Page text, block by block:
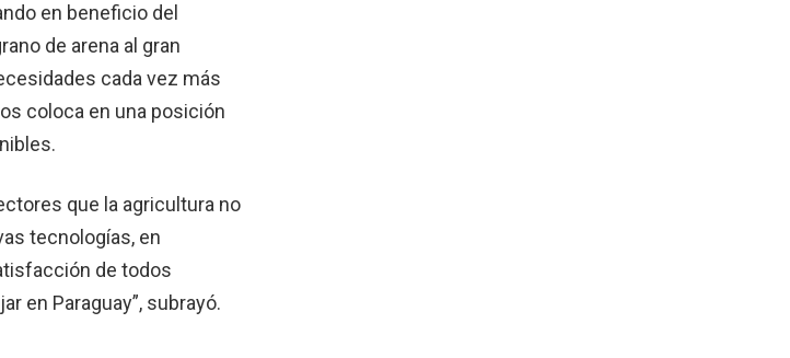
en benefi­cio del
de arena al gran
cada vez más
coloca en una posición
que la agricultura no
tecnologías, en
de todos
en Paraguay”, subrayó.